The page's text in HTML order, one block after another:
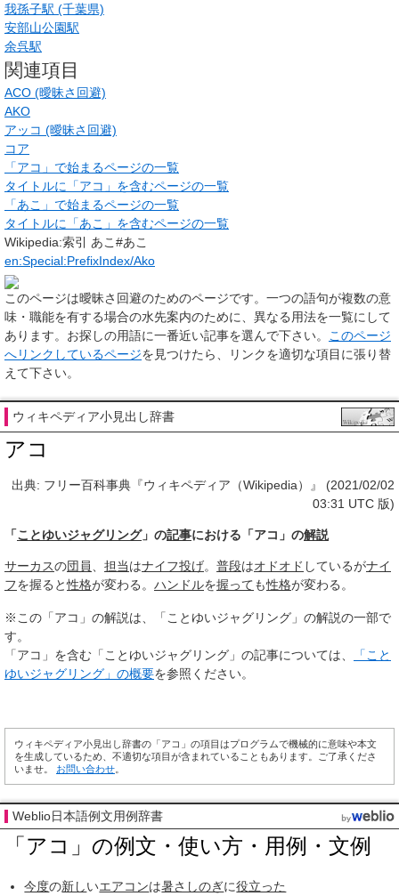
我孫子駅 (千葉県)
安部山公園駅
余呉駅
関連項目
ACO (曖昧さ回避)
AKO
アッコ (曖昧さ回避)
コア
「アコ」で始まるページの一覧
タイトルに「アコ」を含むページの一覧
「あこ」で始まるページの一覧
タイトルに「あこ」を含むページの一覧
Wikipedia:索引 あこ#あこ
en:Special:PrefixIndex/Ako
このページは曖昧さ回避のためのページです。一つの語句が複数の意
味・職能を有する場合の水先案内のために、異なる用法を一覧にして
あります。お探しの用語に一番近い記事を選んで下さい。
このページ
へリンクしているページを見つけたら、リンクを適切な項目に張り替
えて下さい。
ウィキペディア小見出し辞書
アコ
出典: フリー百科事典『ウィキペディア（Wikipedia）』 (2021/02/02
03:31 UTC 版)
「ことゆいジャグリング」の記事における「アコ」の解説
サーカスの団員 担当はナイフ投げ。 普段はオドオド しているがナイ
フを握ると性格が変わる。 ハンドルを握っても性格が変わる。
※この「アコ」の解説は、「ことゆいジャグリング」の解説の一部で
す。
「アコ」を含む「ことゆいジャグリング」の記事については、
「こと
ゆいジャグリング」の概要を参照ください。
ウィキペディア小見出し辞書の「アコ」の項目はプログラムで機械的に意味や本文
を生成しているため、不適切な項目が含まれていることもあります。ご了承くださ
いませ。 お問い合わせ
Weblio日本語例文用例辞書
「アコ」の例文・使い方・用例・文例
今度の新しいエアコンは暑さしのぎに役立った